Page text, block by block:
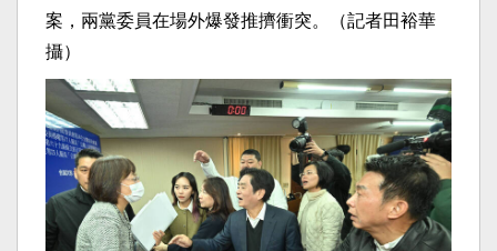
案，兩黨委員在場外爆發推擠衝突。（記者田裕華
攝）